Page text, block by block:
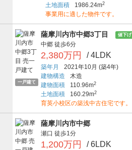
土地面積 1986.24m2
事業用に適した物件です。
一戸建て
薩摩川内市中郷3丁目 値下げ
中郷 徒歩6分
2,380万円 / 4LDK
築年月 2021年10月 (築4年)
建物構造
木造
建物面積
110.96m2
土地面積 160.29m2
育英小校区の築浅中古住宅です。
薩摩川内市中郷
瀬口 徒歩1分
1,200万円 / 6LDK